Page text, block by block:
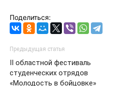
Поделиться:
Предыдущая статья
II областной фестиваль
студенческих отрядов
«Молодость в бойцовке»